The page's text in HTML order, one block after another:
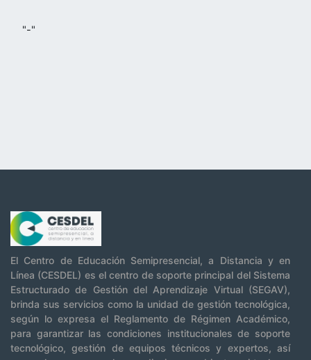
"-"
El Centro de Educación Semipresencial, a Distancia y en
Línea (CESDEL) es el centro de soporte principal del Sistema
Estructurado de Gestión del Aprendizaje Virtual (SEGAV),
brinda sus servicios como la unidad de gestión tecnológica,
según lo expresa el Reglamento de Régimen Académico,
para garantizar las condiciones institucionales de soporte
tecnológico, gestión de equipos técnicos y expertos, así